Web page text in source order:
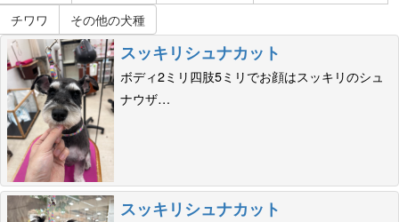
チワワ
その他の犬種
スッキリシュナカット
ボディ2ミリ四肢5ミリでお顔はスッキリのシュ
ナウザ…
スッキリシュナカット